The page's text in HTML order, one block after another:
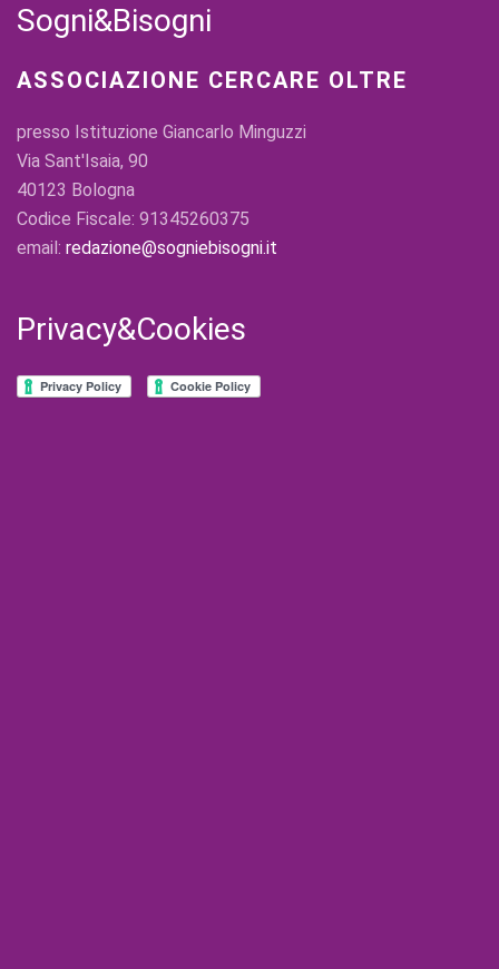
Sogni&Bisogni
ASSOCIAZIONE CERCARE OLTRE
presso Istituzione Giancarlo Minguzzi
Via Sant'Isaia, 90
40123 Bologna
Codice Fiscale: 91345260375
email: redazione@sogniebisogni.it
Privacy&Cookies